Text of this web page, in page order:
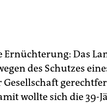
Ernüchterung: Das
des Schutzes
wollte sich die 39-